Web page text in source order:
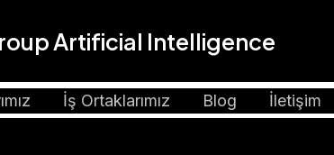
Artificial Intelligence
İş Ortaklarımız Blog İletişim